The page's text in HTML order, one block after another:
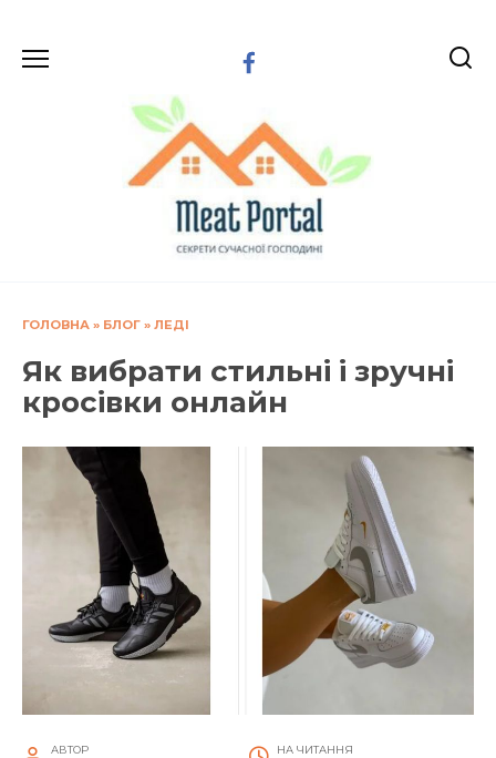
вмісту
ГОЛОВНА » БЛОГ » ЛЕДІ
Як вибрати стильні і зручні
кросівки онлайн
АВТОР НА ЧИТАННЯ